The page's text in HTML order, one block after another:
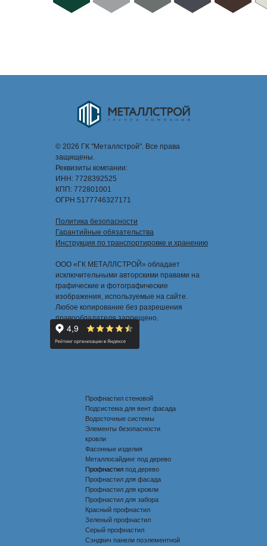
© 2026 ГК "Металлстрой". Все права
защищены.
Реквизиты компании:
ИНН: 7728392525
КПП: 772801001
ОГРН 5177746327171
Политика безопасности
Гарантийные обязательства
Инструкция по транспортировке и хранению
ООО «ГК МЕТАЛЛСТРОЙ» обладает
исключительными авторскими правами на
графические и фотографические
изображения, используемые на сайте.
Любое копирование без разрешения
правообладателя запрещено.
Профнастил стеновой
Подсистема для вент фасада
Водосточные системы
Элементы безопасности
кровли
Фасонные изделия
Металлосайдинг под дерево
Профнастил под дерево
Профнастил
Профнастил для фасада
Профнастил для кровли
Профнастил для забора
Красный профнастил
Зеленый профнастил
Серый профнастил
Сэндвич панели поэлементной